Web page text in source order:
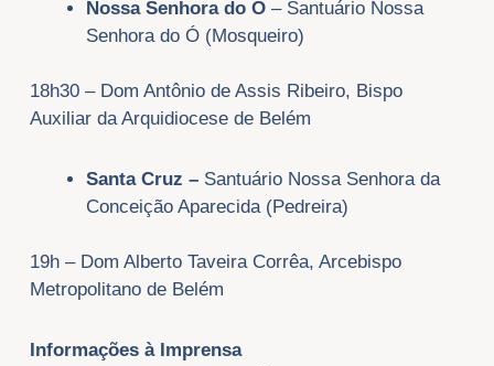
Nossa Senhora do Ó– Santuário Nossa
Senhora do Ó (Mosqueiro)
18h30 – Dom Antônio de Assis Ribeiro, Bispo
Auxiliar da Arquidiocese de Belém
Santa Cruz – Santuário Nossa Senhora da
Conceição Aparecida (Pedreira)
19h – Dom Alberto Taveira Corrêa, Arcebispo
Metropolitano de Belém
Informações à Imprensa